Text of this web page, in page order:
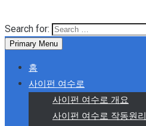
Search for:
Primary Menu
홈
사이펀 여수로
사이펀 여수로 개요
사이펀 여수로 작동원리